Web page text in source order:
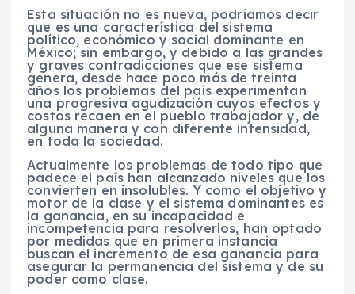
Esta situación no es nueva, podríamos decir
que es una característica del sistema
político, económico y social dominante en
México; sin embargo, y debido a las grandes
y graves contradicciones que ese sistema
genera, desde hace poco más de treinta
años los problemas del país experimentan
una progresiva agudización cuyos efectos y
costos recaen en el pueblo trabajador y, de
alguna manera y con diferente intensidad,
en toda la sociedad.
Actualmente los problemas de todo tipo que
padece el país han alcanzado niveles que los
convierten en insolubles. Y como el objetivo y
motor de la clase y el sistema dominantes es
la ganancia, en su incapacidad e
incompetencia para resolverlos, han optado
por medidas que en primera instancia
buscan el incremento de esa ganancia para
asegurar la permanencia del sistema y de su
poder como clase.